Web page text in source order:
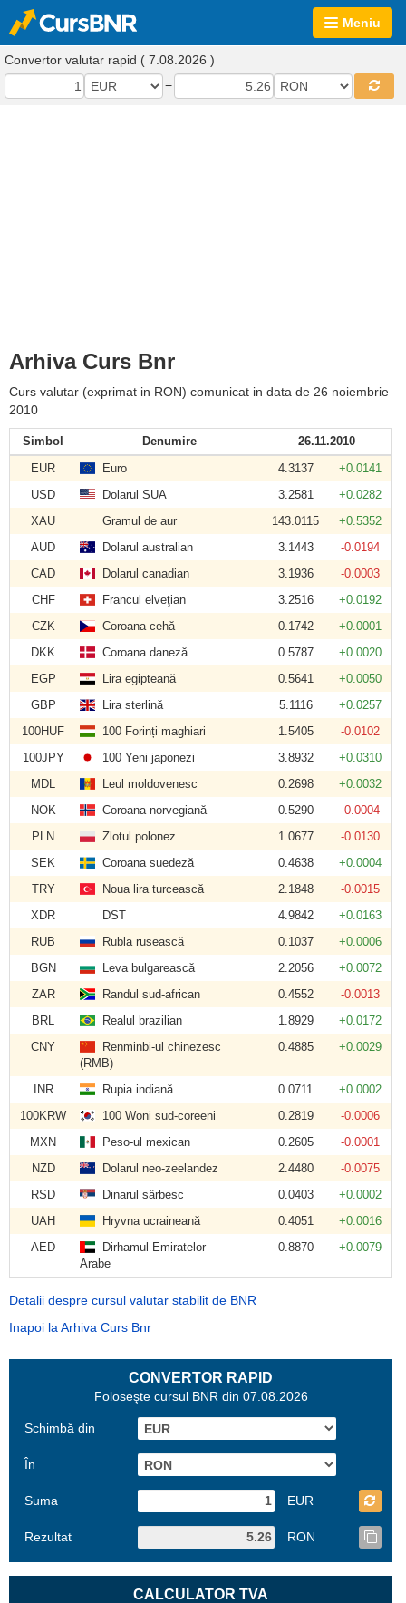
Meniu
Convertor valutar rapid ( 7.08.2026 )
=
Arhiva Curs Bnr
Curs valutar (exprimat in RON) comunicat in data de 26 noiembrie
2010
Simbol Denumire
26.11.2010
EUR
Euro 4.3137
+0.0141
USD
Dolarul SUA 3.2581
+0.0282
XAU
Gramul de aur 143.0115
+0.5352
AUD
Dolarul australian 3.1443
-0.0194
CAD
Dolarul canadian 3.1936
-0.0003
CHF
Francul elveţian 3.2516
+0.0192
CZK
Coroana cehă 0.1742
+0.0001
DKK
Coroana daneză 0.5787
+0.0020
EGP
Lira egipteană 0.5641
+0.0050
GBP
Lira sterlină 5.1116
+0.0257
100HUF
100 Forinți maghiari 1.5405
-0.0102
100JPY
100 Yeni japonezi 3.8932
+0.0310
MDL
Leul moldovenesc 0.2698
+0.0032
NOK
Coroana norvegiană 0.5290
-0.0004
PLN
Zlotul polonez 1.0677
-0.0130
SEK
Coroana suedeză 0.4638
+0.0004
TRY
Noua lira turcească 2.1848
-0.0015
XDR
DST 4.9842
+0.0163
RUB
Rubla rusească 0.1037
+0.0006
BGN
Leva bulgarească 2.2056
+0.0072
ZAR
Randul sud-african 0.4552
-0.0013
BRL
Realul brazilian 1.8929
+0.0172
CNY
Renminbi-ul chinezesc
(RMB)
0.4885 +0.0029
INR Rupia indiană 0.0711
+0.0002
100KRW
100 Woni sud-coreeni 0.2819
-0.0006
MXN
Peso-ul mexican 0.2605
-0.0001
NZD
Dolarul neo-zeelandez 2.4480
-0.0075
RSD
Dinarul sârbesc 0.0403
+0.0002
UAH
Hryvna ucraineană 0.4051
+0.0016
AED
Dirhamul Emiratelor
Arabe
0.8870 +0.0079
Detalii despre cursul valutar stabilit de BNR
Inapoi la Arhiva Curs Bnr
CONVERTOR RAPID
Foloseşte cursul BNR din 07.08.2026
Schimbă din
În
Suma EUR
Rezultat RON
CALCULATOR TVA